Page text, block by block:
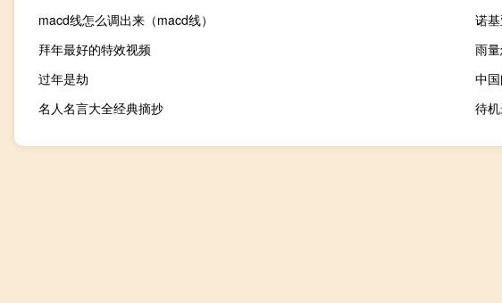
macd线怎么调出来（macd线）
诺
拜年最好的特效视频
雨
过年是劫
中
名人名言大全经典摘抄
待